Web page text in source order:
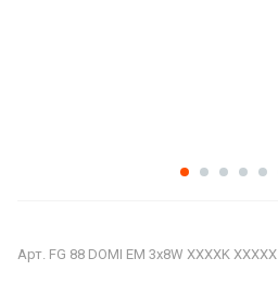
Арт. FG 88 DOMI EM 3x8W XXXXK XXXXX